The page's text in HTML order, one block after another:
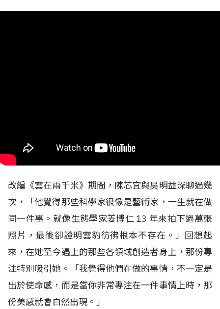
改編《雲在兩千米》期間，陳芯宜與吳明益深聊過幾
次，「他覺得那些科學家很像是藝術家，一生就在做
同一件事。就像生態學家姜博仁 13 年來拍下過萬張
照片，最後卻證明雲豹彷彿根本不存在。」回想起
來，在她至今遇上的那些各領域創造者身上，那份專
注特別吸引她。「我覺得他們在做的事情，不一定是
出於使命感，而是當你非常專注在一件事情上時，那
份美感就會自然出現。」